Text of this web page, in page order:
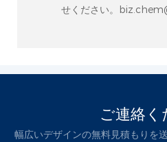
せください。
ご連絡く
幅広いデザインの無料見積もりを